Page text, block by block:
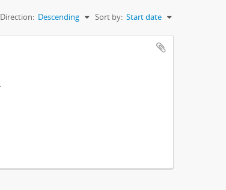
Sort by: Start date
Direction: Descending